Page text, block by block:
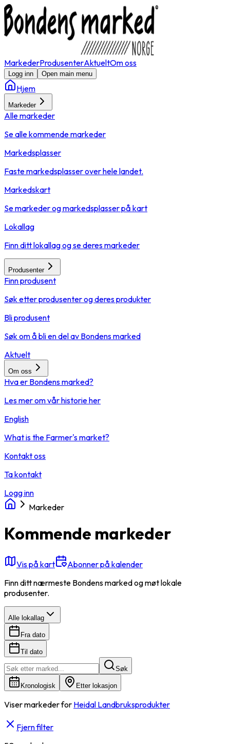
MarkederProdusenterAktueltOm oss
Logg inn Open main menu
Hjem
Markeder
Alle markeder
Se alle kommende markeder
Markedsplasser
Faste markedsplasser over hele landet.
Markedskart
Se markeder og markedsplasser på kart
Lokallag
Finn ditt lokallag og se deres markeder
Produsenter
Finn produsent
Søk etter produsenter og deres produkter
Bli produsent
Søk om å bli en del av Bondens marked
Aktuelt
Om oss
Hva er Bondens marked?
Les mer om vår historie her
English
What is the Farmer's market?
Kontakt oss
Ta kontakt
Logg inn
Markeder
Kommende markeder
Vis på kart
Abonner på kalender
Finn ditt nærmeste Bondens marked og møt lokale
produsenter.
Alle lokallag
Fra dato
Til dato
Søk
Kronologisk Etter lokasjon
Viser markeder for Heidal Landbruksprodukter
Fjern filter